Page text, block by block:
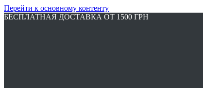
Перейти к основному контенту
БЕСПЛАТНАЯ ДОСТАВКА ОТ 1500 ГРН